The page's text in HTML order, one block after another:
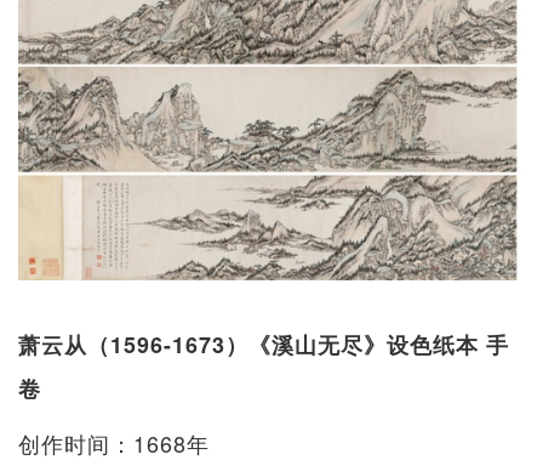
萧云从（1596-1673）《溪山无尽》设色纸本 手
卷
创作时间：1668年